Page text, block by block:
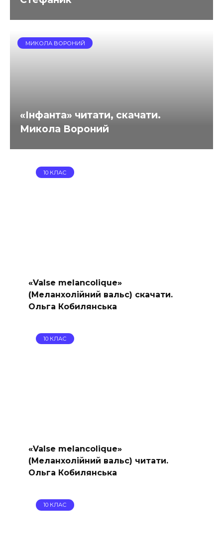
МИКОЛА ВОРОНИЙ
«Інфанта» читати, скачати.
Микола Вороний
10 КЛАС
«Valse melancolique»
(Меланхолійний вальс) скачати.
Ольга Кобилянська
10 КЛАС
«Valse melancolique»
(Меланхолійний вальс) читати.
Ольга Кобилянська
10 КЛАС